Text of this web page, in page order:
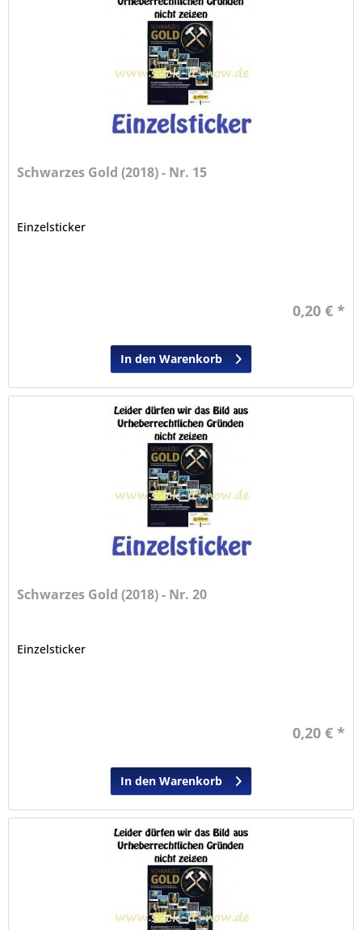
Schwarzes Gold (2018) - Nr. 15
Einzelsticker
0,20 € *
In den Warenkorb
Schwarzes Gold (2018) - Nr. 20
Einzelsticker
0,20 € *
In den Warenkorb